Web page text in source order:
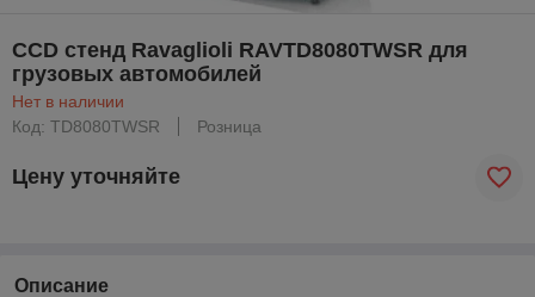
CCD стенд Ravaglioli RAVTD8080TWSR для
грузовых автомобилей
Нет в наличии
Код: TD8080TWSR
Розница
Цену уточняйте
Описание